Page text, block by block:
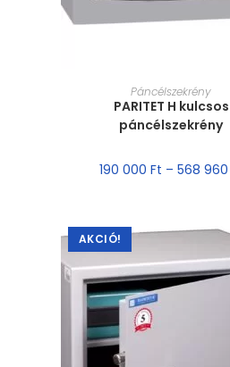
MÉRET VÁLASZTÁSA
Páncélszekrény
PARITET H kulcsos
páncélszekrény
190 000 Ft – 568 960
AKCIÓ!